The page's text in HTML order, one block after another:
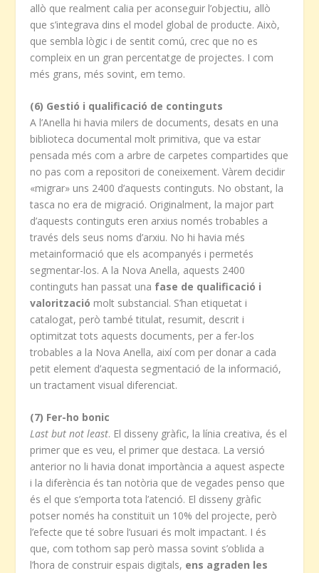
allò que realment calia per aconseguir l’objectiu, allò
que s’integrava dins el model global de producte. Això,
que sembla lògic i de sentit comú, crec que no es
compleix en un gran percentatge de projectes. I com
més grans, més sovint, em temo.
(6) Gestió i qualificació de continguts
A l’Anella hi havia milers de documents, desats en una
biblioteca documental molt primitiva, que va estar
pensada més com a arbre de carpetes compartides que
no pas com a repositori de coneixement. Vàrem decidir
«migrar» uns 2400 d’aquests continguts. No obstant, la
tasca no era de migració. Originalment, la major part
d’aquests continguts eren arxius només trobables a
través dels seus noms d’arxiu. No hi havia més
metainformació que els acompanyés i permetés
segmentar-los. A la Nova Anella, aquests 2400
continguts han passat una fase de qualificació i
valorització molt substancial. S’han etiquetat i
catalogat, però també titulat, resumit, descrit i
optimitzat tots aquests documents, per a fer-los
trobables a la Nova Anella, així com per donar a cada
petit element d’aquesta segmentació de la informació,
un tractament visual diferenciat.
(7) Fer-ho bonic
Last but not least. El disseny gràfic, la línia creativa, és el
primer que es veu, el primer que destaca. La versió
anterior no li havia donat importància a aquest aspecte
i la diferència és tan notòria que de vegades penso que
és el que s’emporta tota l’atenció. El disseny gràfic
potser només ha constituït un 10% del projecte, però
l’efecte que té sobre l’usuari és molt impactant. I és
que, com tothom sap però massa sovint s’oblida a
l’hora de construir espais digitals, ens agraden les